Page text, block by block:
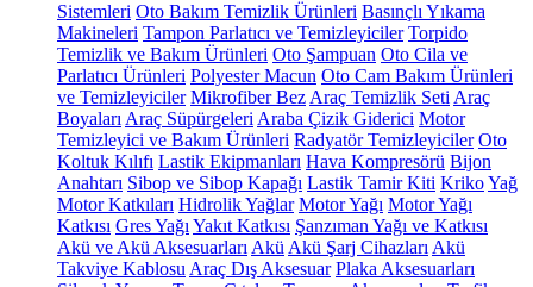
Sistemleri Oto Bakım Temizlik Ürünleri Basınçlı Yıkama
Makineleri Tampon Parlatıcı ve Temizleyiciler Torpido
Temizlik ve Bakım Ürünleri Oto Şampuan Oto Cila ve
Parlatıcı Ürünleri Polyester Macun Oto Cam Bakım Ürünleri
ve Temizleyiciler Mikrofiber Bez Araç Temizlik Seti Araç
Boyaları Araç Süpürgeleri Araba Çizik Giderici Motor
Temizleyici ve Bakım Ürünleri Radyatör Temizleyiciler Oto
Koltuk Kılıfı Lastik Ekipmanları Hava Kompresörü Bijon
Anahtarı Sibop ve Sibop Kapağı Lastik Tamir Kiti KrikoYağ
Motor Katkıları Hidrolik Yağlar Motor Yağı Motor Yağı
Katkısı Gres Yağı Yakıt Katkısı Şanzıman Yağı ve Katkısı
Akü ve Akü Aksesuarları Akü Akü Şarj Cihazları Akü
Takviye Kablosu Araç Dış Aksesuar Plaka Aksesuarları